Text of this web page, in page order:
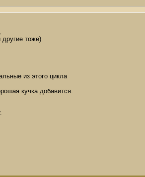
тоже)
из этого цикла
кучка добавится.